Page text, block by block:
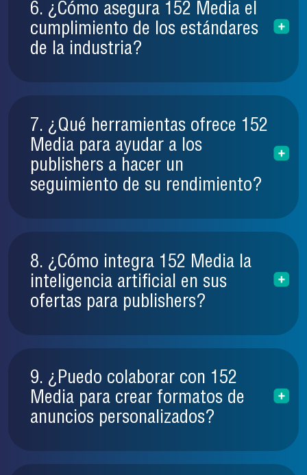
6. ¿Cómo asegura 152 Media el
cumplimiento de los estándares
de la industria?
7. ¿Qué herramientas ofrece 152
Media para ayudar a los
publishers a hacer un
seguimiento de su rendimiento?
8. ¿Cómo integra 152 Media la
inteligencia artificial en sus
ofertas para publishers?
9. ¿Puedo colaborar con 152
Media para crear formatos de
anuncios personalizados?